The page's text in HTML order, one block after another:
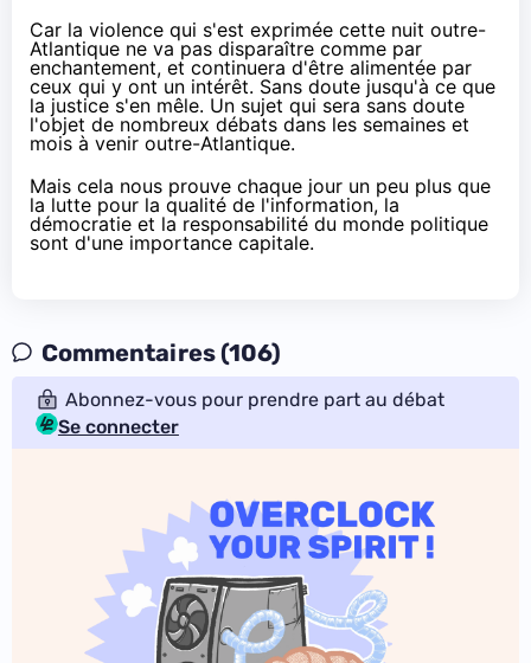
Car la violence qui s'est exprimée cette nuit outre-
Atlantique ne va pas disparaître comme par
enchantement, et continuera d'être alimentée par
ceux qui y ont un intérêt. Sans doute jusqu'à ce que
la justice s'en mêle. Un sujet qui sera sans doute
l'objet de nombreux débats dans les semaines et
mois à venir outre-Atlantique.
Mais cela nous prouve chaque jour un peu plus que
la lutte pour la qualité de l'information, la
démocratie et la responsabilité du monde politique
sont d'une importance capitale.
Commentaires (106)
Abonnez-vous pour prendre part au débat
Se connecter